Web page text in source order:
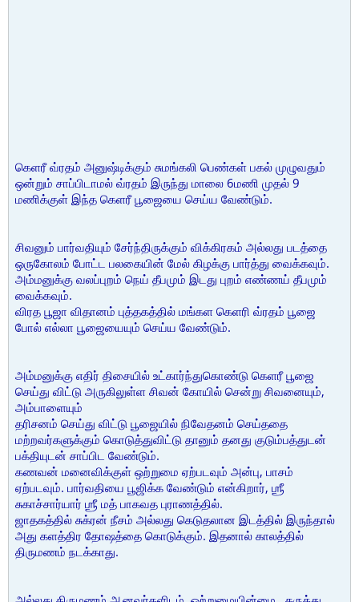
கெளரீ வ்ரதம் அனுஷ்டிக்கும் சுமங்கலி பெண்கள் பகல் முழுவதும்
ஒன்றும் சாப்பிடாமல் வ்ரதம் இருந்து மாலை 6மணி முதல் 9
மணிக்குள் இந்த கெளரீ பூஜையை செய்ய வேண்டும்.
சிவனும் பார்வதியும் சேர்ந்திருக்கும் விக்கிரகம் அல்லது படத்தை
ஒருகோலம் போட்ட பலகையின் மேல் கிழக்கு பார்த்து வைக்கவும்.
அம்மனுக்கு வலப்புறம் நெய் தீபமும் இடது புறம் எண்ணய் தீபமும்
வைக்கவும்.
விரத பூஜா விதானம் புத்தகத்தில் மங்கள கெளரி வ்ரதம் பூஜை
போல் எல்லா பூஜையையும் செய்ய வேண்டும்.
அம்மனுக்கு எதிர் திசையில் உட்கார்ந்துகொண்டு கெளரீ பூஜை
செய்து விட்டு அருகிலுள்ள சிவன் கோயில் சென்று சிவனையும்,
அம்பாளையும்
தரிசனம் செய்து விட்டு பூஜையில் நிவேதனம் செய்ததை
மற்றவர்களுக்கும் கொடுத்துவிட்டு தானும் தனது குடும்பத்துடன்
பக்தியுடன் சாப்பிட வேண்டும்.
கணவன் மனைவிக்குள் ஒற்றுமை ஏற்படவும் அன்பு, பாசம்
ஏற்படவும். பார்வதியை பூஜிக்க வேண்டும் என்கிறார், ஶ்ரீ
சுகாச்சார்யார் ஶ்ரீ மத் பாகவத புராணத்தில்.
ஜாதகத்தில் சுக்ரன் நீசம் அல்லது கெடுதலான இடத்தில் இருந்தால்
அது களத்திர தோஷத்தை கொடுக்கும். இதனால் காலத்தில்
திருமணம் நடக்காது.